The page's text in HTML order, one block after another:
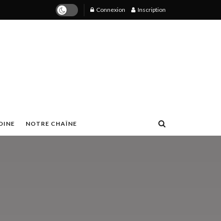
Connexion Inscription
NOTRE CHAÎNE